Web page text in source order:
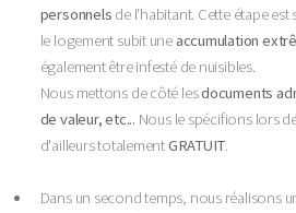
personnels de l'habitant. Cette étape
le logement subit une accumulation
également être infesté de nuisibles.
Nous mettons de côté lesdocuments
de valeur, etc... Nous le spécifions lors
d'ailleurs totalementGRATUIT.
Dans un second temps, nous réalisons